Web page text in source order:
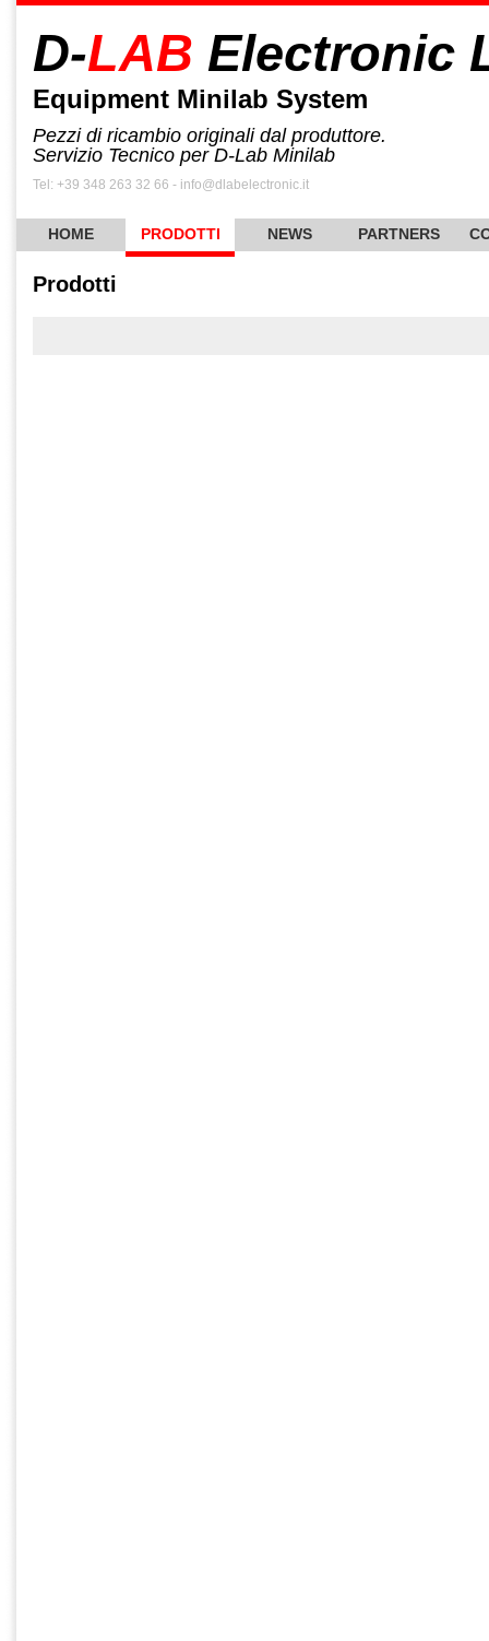
D-LAB Electronic
Equipment Minilab System
Pezzi di ricambio originali dal produttore.
Servizio Tecnico per D-Lab Minilab
Tel: +39 348 263 32 66 - info@dlabelectronic.it
HOME PRODOTTI NEWS PARTNERS
Prodotti